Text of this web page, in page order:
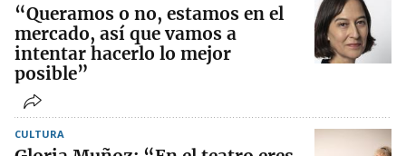
“Queramos o no, estamos en el
mercado, así que vamos a
intentar hacerlo lo mejor
posible”
CULTURA